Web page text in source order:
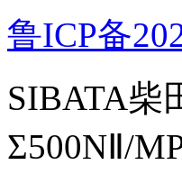
鲁ICP备
SIBATA柴
Σ500NⅡ/